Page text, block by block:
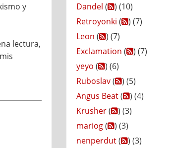
y
lectura,
Dandel (
) (10)
Retroyonki (
) (7)
Leon (
) (7)
Exclamation (
) (7)
yeyo (
) (6)
Ruboslav(
) (5)
Angus Beat(
) (4)
Krusher(
) (3)
mariog(
) (3)
nenperdut(
) (3)